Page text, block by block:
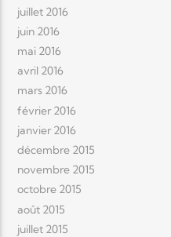
juillet 2016
juin 2016
mai 2016
avril 2016
mars 2016
février 2016
janvier 2016
décembre 2015
novembre 2015
octobre 2015
août 2015
juillet 2015